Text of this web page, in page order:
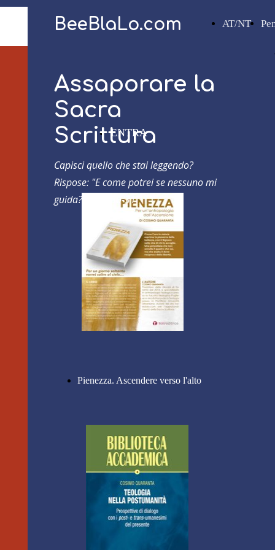
AT/NT
BeeBlaLo.com
Assaporare la
Sacra
Scrittura
Capisci quello che stai leggendo?
Rispose: "E come potrei se nessuno mi
guida?"
Atti 8,30-31
ENTRA
Pienezza. Ascendere verso l'alto